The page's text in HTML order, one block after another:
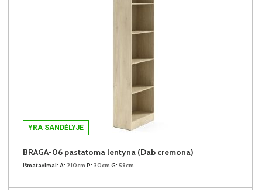
YRA SANDĖLYJE
BRAGA-06 pastatoma lentyna (Dab cremona)
Išmatavimai: A: 210cm P: 30cm G: 59cm